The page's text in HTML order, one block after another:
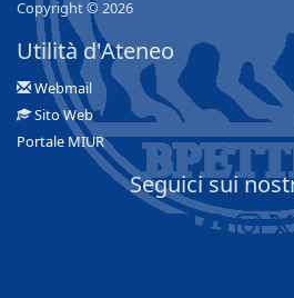
Copyright © 2026
Utilità d'Ateneo
Webmail
Sito Web
Portale MIUR
Seguici sui